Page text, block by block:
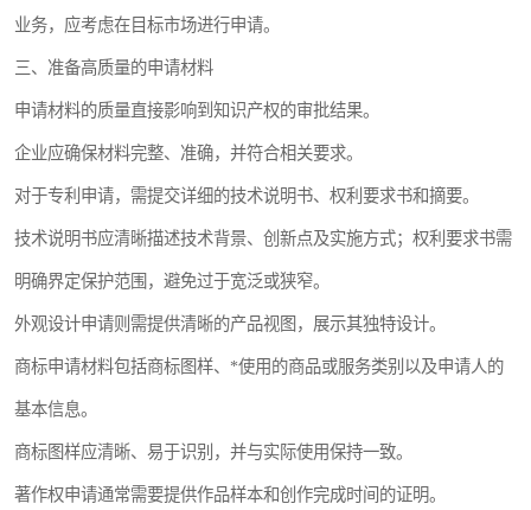
业务，应考虑在目标市场进行申请。
三、准备高质量的申请材料
申请材料的质量直接影响到知识产权的审批结果。
企业应确保材料完整、准确，并符合相关要求。
对于专利申请，需提交详细的技术说明书、权利要求书和摘要。
技术说明书应清晰描述技术背景、创新点及实施方式；权利要求书需
明确界定保护范围，避免过于宽泛或狭窄。
外观设计申请则需提供清晰的产品视图，展示其独特设计。
商标申请材料包括商标图样、*使用的商品或服务类别以及申请人的
基本信息。
商标图样应清晰、易于识别，并与实际使用保持一致。
著作权申请通常需要提供作品样本和创作完成时间的证明。